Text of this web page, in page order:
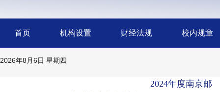
首页 机构设置 财经法规 校内规章
2026年8月6日 星期四
2024年度南京邮